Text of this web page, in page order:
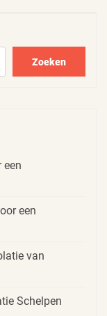
Zoeken
een
een
van
Schelpen